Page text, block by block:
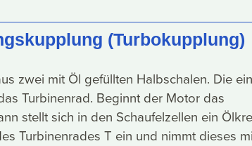
(Turbokupplung)
zwei mit Öl gefüllten Halbschalen. Die
Turbinenrad. Beginnt der Motor das
stellt sich in den Schaufelzellen ein
Turbinenrades T ein und nimmt dieses